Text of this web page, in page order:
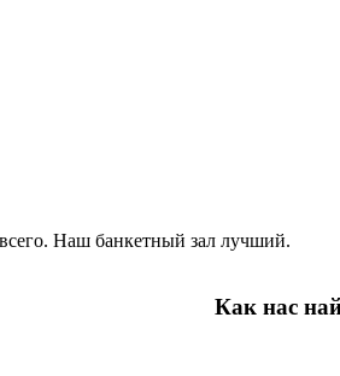
Наш банкетный зал лучший.
Как нас